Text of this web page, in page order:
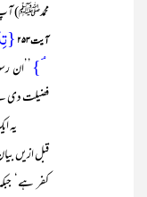
محمدﷺ)
آیت۲۵۳
ۘ}
فضیلت دی
یہ ایک
قبل ازیں
کفر ہے‘